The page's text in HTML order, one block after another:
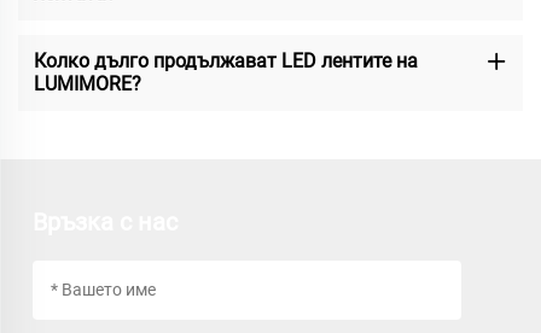
Колко дълго продължават LED лентите на
LUMIMORE?